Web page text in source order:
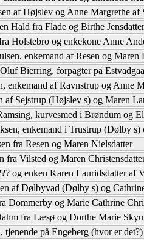
af Højslev og Anne Margrethe af
Hald fra Flade og Birthe Jensdatter
Holstebro og enkekone Anne
enkemand af Resen og Maren
Bierring, forpagter på
enkemand af Ravnstrup og Anne
af Sejstrup (Højslev s) og Maren
kurvesmed i Brøndum og
enkemand i Trustrup (Dølby s)
fra Resen og Maren Nielsdatter
fra Vilsted og Maren
og enken Karen Lauridsdatter af
af Dølbyvad (Dølby s) og
Dommerby og Marie Cathrine
fra Læsø og Dorthe Marie
tjenende på Engeberg (hvor er